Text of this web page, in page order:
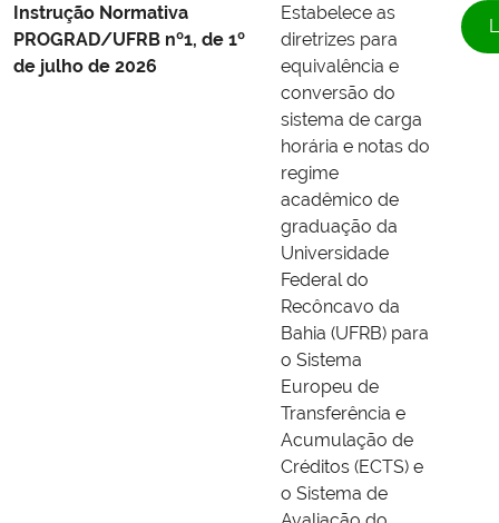
Instrução Normativa
PROGRAD/UFRB nº1, de 1º
de julho de 2026
Estabelece as
diretrizes para
equivalência e
conversão do
sistema de carga
horária e notas do
regime
acadêmico de
graduação da
Universidade
Federal do
Recôncavo da
Bahia (UFRB) para
o Sistema
Europeu de
Transferência e
Acumulação de
Créditos (ECTS) e
o Sistema de